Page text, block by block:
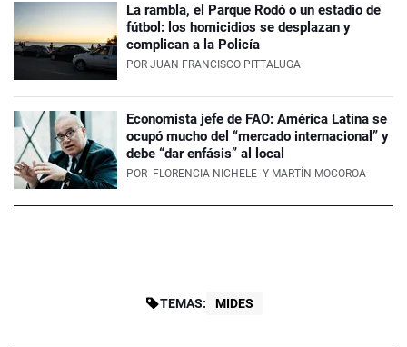
La rambla, el Parque Rodó o un estadio de
fútbol: los homicidios se desplazan y
complican a la Policía
POR JUAN FRANCISCO PITTALUGA
Economista jefe de FAO: América Latina se
ocupó mucho del “mercado internacional” y
debe “dar enfásis” al local
POR FLORENCIA NICHELE Y MARTÍN MOCOROA
TEMAS: MIDES